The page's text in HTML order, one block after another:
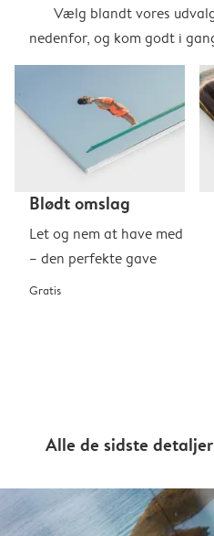
Vælg blandt vores
nedenfor, og kom godt i
Blødt omslag
Let og nem at have med
– den perfekte gave
Gratis
Alle de sidste